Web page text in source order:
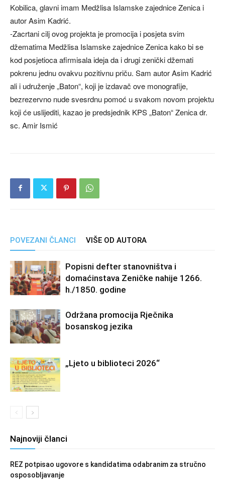
Kobilica, glavni imam Medžlisa Islamske zajednice Zenica i
autor Asim Kadrić.
-Zacrtani cilj ovog projekta je promocija i posjeta svim
džematima Medžlisa Islamske zajednice Zenica kako bi se
kod posjetioca afirmisala ideja da i drugi zenički džemati
pokrenu jednu ovakvu pozitivnu priču. Sam autor Asim Kadrić
ali i udruženje „Baton“, koji je izdavač ove monografije,
bezrezervno nude svesrdnu pomoć u svakom novom projektu
koji će uslijediti, kazao je predsjednik KPS „Baton“ Zenica dr.
sc. Amir Ismić
POVEZANI ČLANCI VIŠE OD AUTORA
Popisni defter stanovništva i
domaćinstava Zeničke nahije 1266.
h./1850. godine
Održana promocija Rječnika
bosanskog jezika
„Ljeto u biblioteci 2026“
Najnoviji članci
REZ potpisao ugovore s kandidatima odabranim za stručno
osposobljavanje